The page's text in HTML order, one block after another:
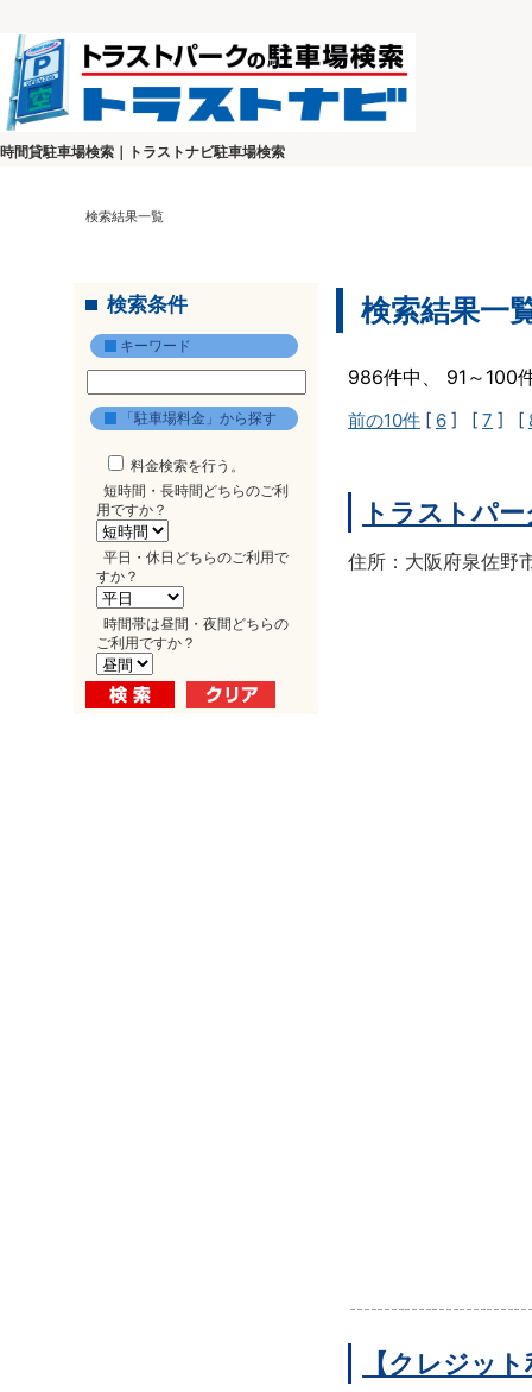
時間貸駐車場検索｜トラストナビ駐車場検索
検索結果一覧
検索条件
キーワード
「駐車場料金」から探す
料金検索を行う。
短時間・長時間どちらのご利
用ですか？
平日・休日どちらのご利用で
すか？
時間帯は昼間・夜間どちらの
ご利用ですか？
検索結果一
986件中、 91～100
前の10件 [ 6 ] [ 7 ] [
トラストパ
住所：大阪府泉佐野
【クレジッ